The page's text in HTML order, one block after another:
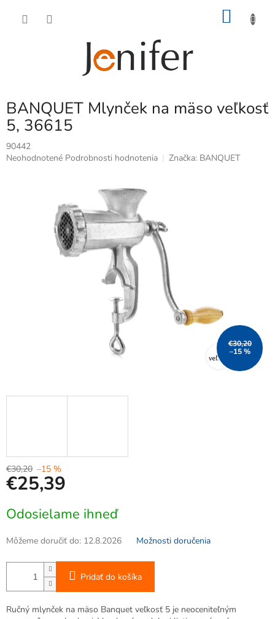
BANQUET Mlynček na mäso veľkosť
5, 36615
90442
Priemerné
Neohodnotené Podrobnosti hodnotenia Značka: BANQUET
€30,20
–15 %
€30,20 –15 %
€25,39
cena:
Odosielame ihneď
Môžeme doručiť do: 12.8.2026 Možnosti doručenia
Pridať do košíka
Ručný mlynček na mäso Banquet veľkosť 5 je neoceniteľným